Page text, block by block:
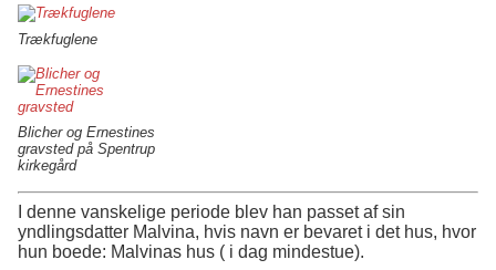
Trækfuglene
Blicher og Ernestines
gravsted på Spentrup
kirkegård
I denne vanskelige periode blev han passet af sin
yndlingsdatter Malvina, hvis navn er bevaret i det hus, hvor
hun boede: Malvinas hus ( i dag mindestue).